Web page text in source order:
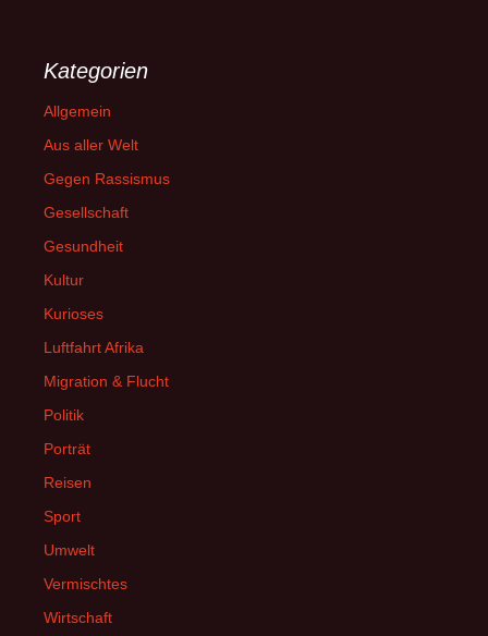
Kategorien
Allgemein
Aus aller Welt
Gegen Rassismus
Gesellschaft
Gesundheit
Kultur
Kurioses
Luftfahrt Afrika
Migration & Flucht
Politik
Porträt
Reisen
Sport
Umwelt
Vermischtes
Wirtschaft